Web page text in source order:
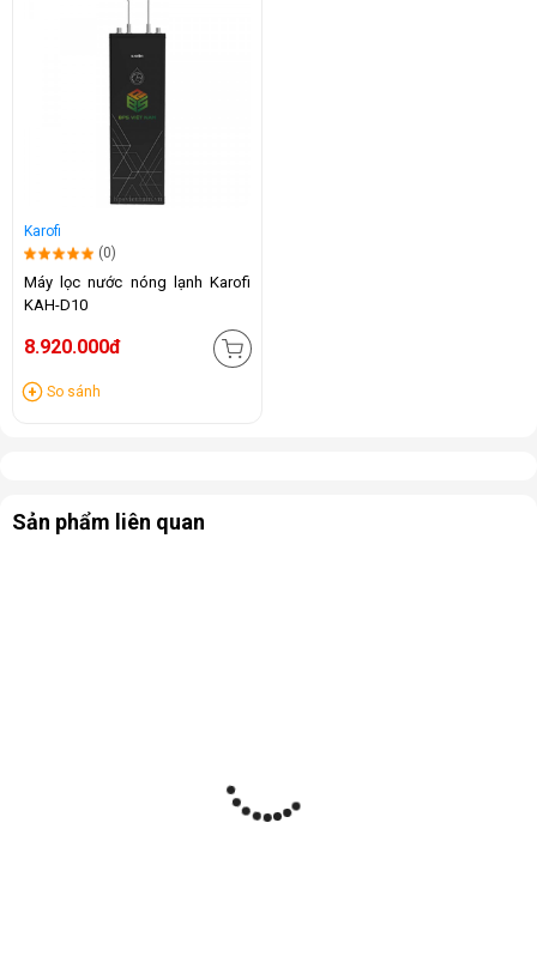
Karofi
(0)
Máy lọc nước nóng lạnh Karofi
KAH-D10
8.920.000đ
So sánh
Sản phẩm liên quan